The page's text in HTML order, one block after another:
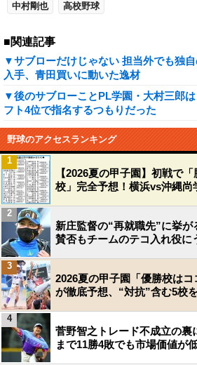
中村剛也 高校野球
■関連記事
▼サブローだけじゃない 担当外でも独
入手、青田買いに動いた逸材
▼後のサブローことPL学園・大村三郎
フト4位で指名するつもりだった
野球のアクセスランキング
【2026夏の甲子園】初戦で
校」完全予想！横浜vs沖縄
1
新庄監督の“再就職先”に挙
賛否もチームのテコ入れ役に
2
2026夏の甲子園「優勝校は
が徹底予想、“対抗”含む5校
3
菅野智之トレード不成立の
まで11勝4敗でも市場価値が
4